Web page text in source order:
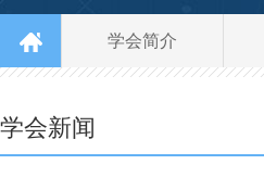
学会简介
学会新闻